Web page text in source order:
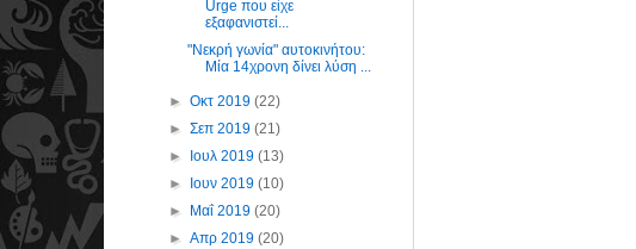
Urge που είχε
εξαφανιστεί...
"Νεκρή γωνία" αυτοκινήτου:
Μία 14χρονη δίνει λύση ...
►Οκτ 2019(22)
►Σεπ 2019(21)
► Ιουλ 2019(13)
► Ιουν 2019(10)
► Μαΐ 2019(20)
►Απρ 2019(20)